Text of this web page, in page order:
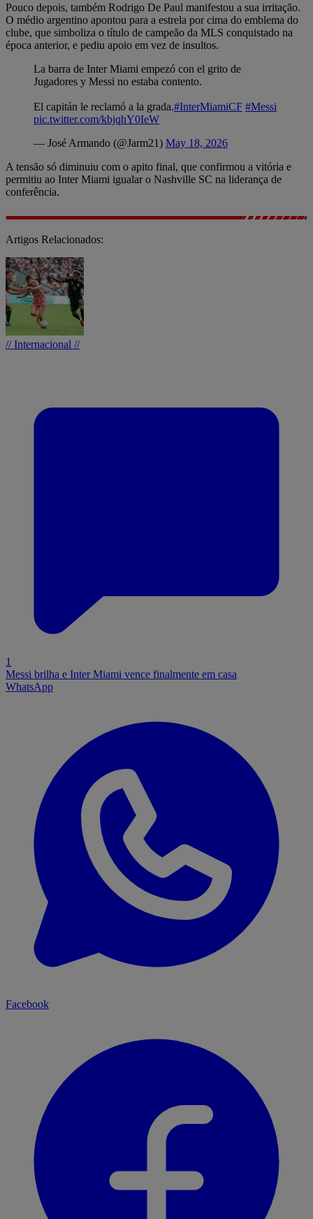
Pouco depois, também Rodrigo De Paul manifestou a sua irritação.
O médio argentino apontou para a estrela por cima do emblema do
clube, que simboliza o título de campeão da MLS conquistado na
época anterior, e pediu apoio em vez de insultos.
La barra de Inter Miami empezó con el grito de
Jugadores y Messi no estaba contento.
El capitán le reclamó a la grada.#InterMiamiCF #Messi
pic.twitter.com/kbjqhY0IeW
— José Armando (@Jarm21) May 18, 2026
A tensão só diminuiu com o apito final, que confirmou a vitória e
permitiu ao Inter Miami igualar o Nashville SC na liderança de
conferência.
Artigos Relacionados:
// Internacional //
1
Messi brilha e Inter Miami vence finalmente em casa
WhatsApp
Facebook